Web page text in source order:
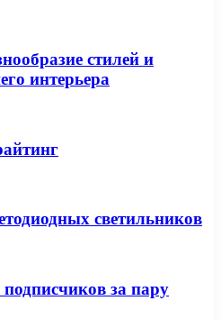
стилей и
интерьера
светильников
за пару